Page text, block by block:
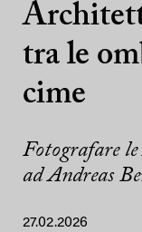
tra le
cime
Fotografare
ad Andreas
27.02.2026